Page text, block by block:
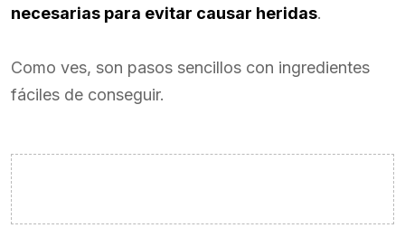
necesarias para evitar causar heridas.
Como ves, son pasos sencillos con ingredientes
fáciles de conseguir.